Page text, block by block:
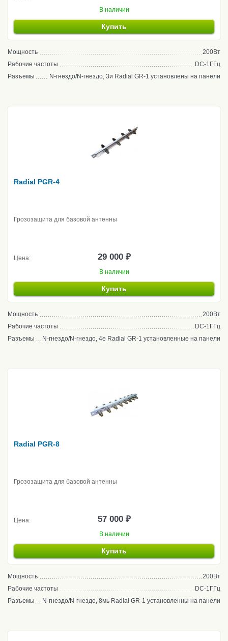
В наличии
Купить
Мощность
200Вт
Рабочие частоты
DC-1ГГц
Разъемы
N-гнездо/N-гнездо, 3и Radial GR-1 установлены на панели
Radial PGR-4
Грозозащита для базовой антенны
Цена: 29 000 ₽
В наличии
Купить
Мощность
200Вт
Рабочие частоты
DC-1ГГц
Разъемы
N-гнездо/N-гнездо, 4е Radial GR-1 установленные на панели
Radial PGR-8
Грозозащита для базовой антенны
Цена: 57 000 ₽
В наличии
Купить
Мощность
200Вт
Рабочие частоты
DC-1ГГц
Разъемы
N-гнездо/N-гнездо, 8мь Radial GR-1 установленны на панели